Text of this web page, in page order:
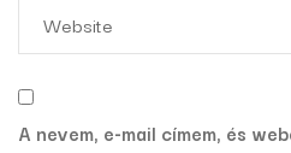
A nevem, e-mail címem, és